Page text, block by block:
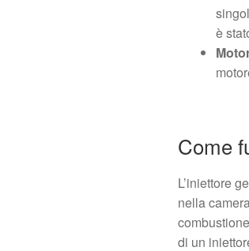
è
Come
L’iniettore
nella
di un